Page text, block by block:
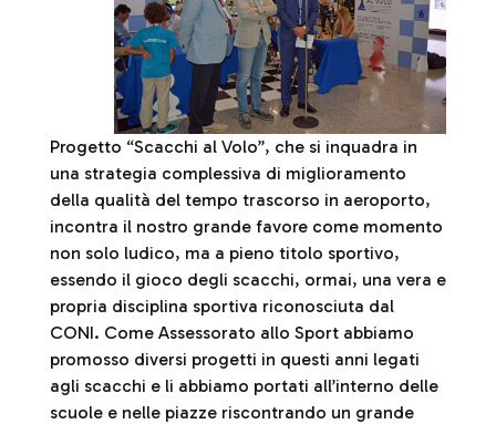
Progetto “Scacchi al Volo”, che si inquadra in
una strategia complessiva di miglioramento
della qualità del tempo trascorso in aeroporto,
incontra il nostro grande favore come momento
non solo ludico, ma a pieno titolo sportivo,
essendo il gioco degli scacchi, ormai, una vera e
propria disciplina sportiva riconosciuta dal
CONI. Come Assessorato allo Sport abbiamo
promosso diversi progetti in questi anni legati
agli scacchi e li abbiamo portati all’interno delle
scuole e nelle piazze riscontrando un grande